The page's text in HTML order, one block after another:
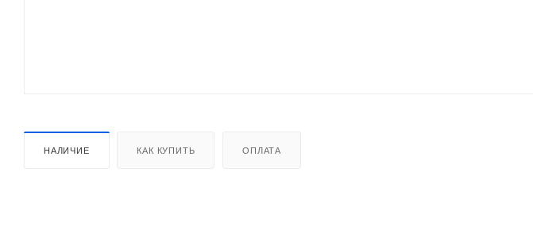
НАЛИЧИЕ КАК КУПИТЬ ОПЛАТА